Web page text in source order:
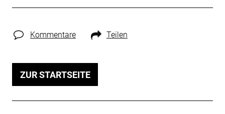
Kommentare Teilen
ZUR STARTSEITE